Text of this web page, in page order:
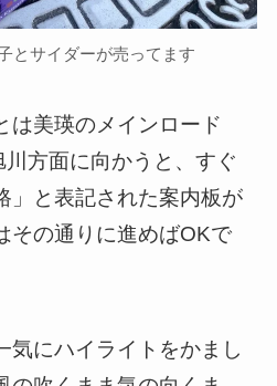
とサイダーが売ってます
は美瑛のメインロード
川方面に向かうと、すぐ
」と表記された案内板が
その通りに進めばOKで
気にハイライトをかまし